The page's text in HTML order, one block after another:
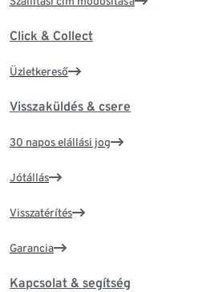
Click & Collect
Üzletkereső
Visszaküldés & csere
30 napos elállási jog
Jótállás
Visszatérítés
Garancia
Kapcsolat & segítség